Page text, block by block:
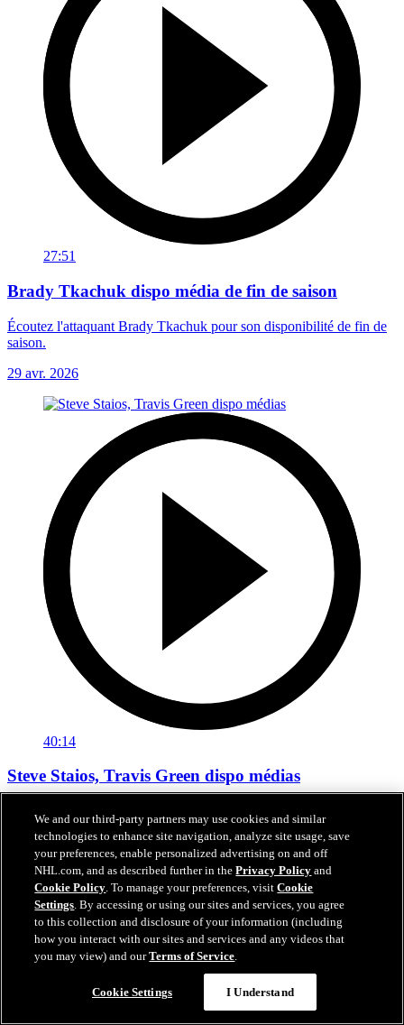
27:51
Brady Tkachuk dispo média de fin de saison
Écoutez l'attaquant Brady Tkachuk pour son disponibilité de fin de
saison.
29 avr. 2026
40:14
Steve Staios, Travis Green dispo médias
avec les membres du médias.
27 avr. 2026
We and our third-party partners may use cookies and similar
technologies to enhance site navigation, analyze site usage, save
your preferences, enable personalized advertising on and off
NHL.com, and as described further in thePrivacy Policy and
Cookie Policy. To manage your preferences, visitCookie
Settings. By accessing or using our sites and services, you agree
to this collection and disclosure of your information (including
how you interact with our sites and services and any videos that
you may view) and ourTerms of Service.
Cookie Settings I Understand